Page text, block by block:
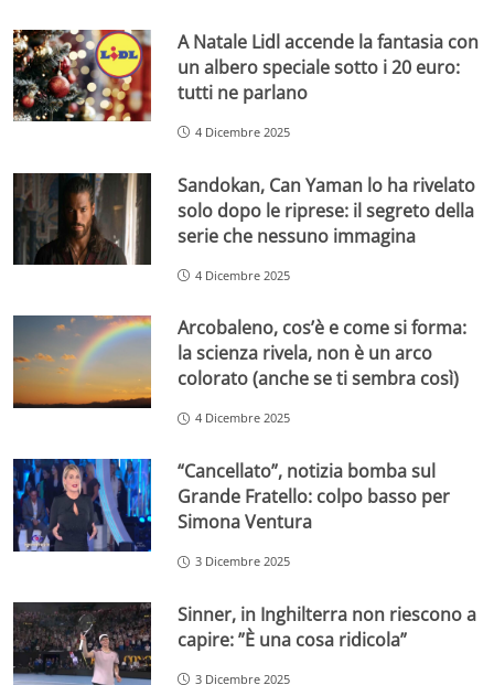
A Natale Lidl accende la fantasia con
un albero speciale sotto i 20 euro:
tutti ne parlano
4 Dicembre 2025
Sandokan, Can Yaman lo ha rivelato
solo dopo le riprese: il segreto della
serie che nessuno immagina
4 Dicembre 2025
Arcobaleno, cos’è e come si forma:
la scienza rivela, non è un arco
colorato (anche se ti sembra così)
4 Dicembre 2025
“Cancellato”, notizia bomba sul
Grande Fratello: colpo basso per
Simona Ventura
3 Dicembre 2025
Sinner, in Inghilterra non riescono a
capire: ”È una cosa ridicola”
3 Dicembre 2025